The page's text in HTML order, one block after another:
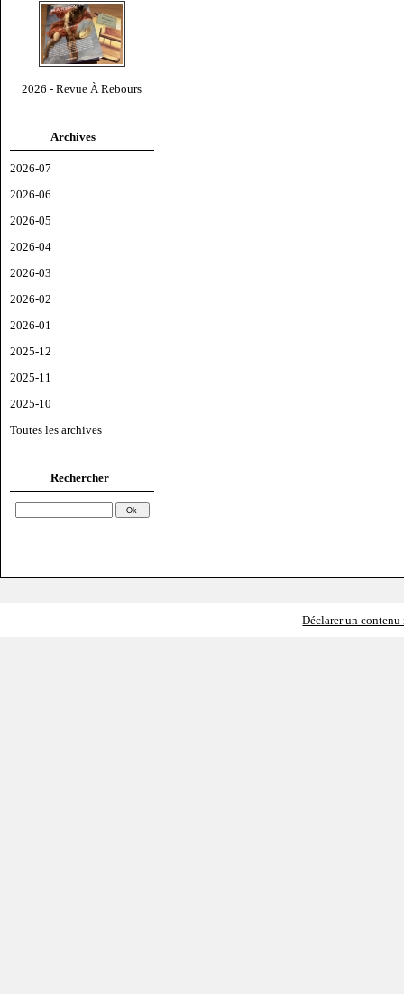
2026 - Revue À Rebours
Archives
2026-07
2026-06
2026-05
2026-04
2026-03
2026-02
2026-01
2025-12
2025-11
2025-10
Toutes les archives
Rechercher
Déclarer un